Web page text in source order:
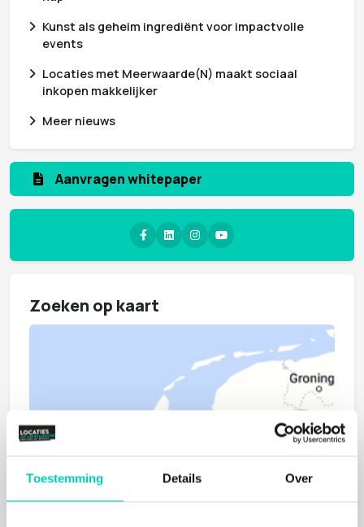
Toestemming Details Over
Kunst als geheim ingrediënt voor impactvolle
events
Locaties met Meerwaarde(N) maakt sociaal
inkopen makkelijker
Meer nieuws
Aanvragen whitepaper
Zoeken op kaart